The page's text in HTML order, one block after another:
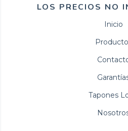
LOS PRECIOS NO
Inicio
Tapones